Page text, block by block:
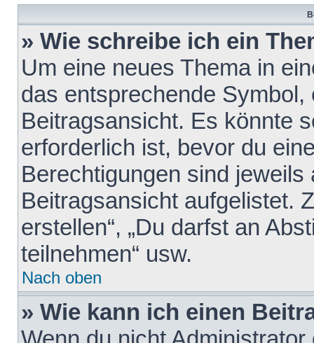
» Wie schreibe ich ein
Um eine neues Thema in
das entsprechende
Beitragsansicht. Es könnte
erforderlich ist, bevor du
Berechtigungen sind
Beitragsansicht aufgelistet.
erstellen“, „Du darfst an
teilnehmen“ usw.
Nach oben
» Wie kann ich einen